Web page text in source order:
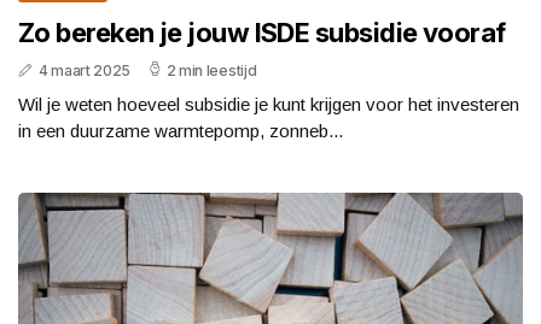
Zo bereken je jouw ISDE subsidie vooraf
4 maart 2025 2 min leestijd
Wil je weten hoeveel subsidie je kunt krijgen voor het investeren
in een duurzame warmtepomp, zonneb...